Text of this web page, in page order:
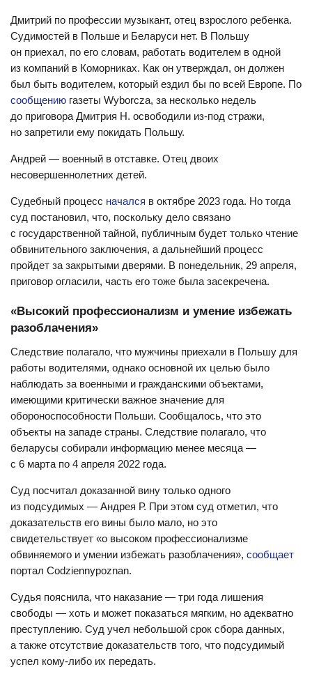
Дмитрий по профессии музыкант, отец взрослого ребенка.
Судимостей в Польше и Беларуси нет. В Польшу
он приехал, по его словам, работать водителем в одной
из компаний в Коморниках. Как он утверждал, он должен
был быть водителем, который ездил бы по всей Европе. По
сообщению газеты Wyborcza, за несколько недель
до приговора Дмитрия Н. освободили из-под стражи,
но запретили ему покидать Польшу.
Андрей — военный в отставке. Отец двоих
несовершеннолетних детей.
Судебный процесс начался в октябре 2023 года. Но тогда
суд постановил, что, поскольку дело связано
с государственной тайной, публичным будет только чтение
обвинительного заключения, а дальнейший процесс
пройдет за закрытыми дверями. В понедельник, 29 апреля,
приговор огласили, часть его тоже была засекречена.
«Высокий профессионализм и умение избежать
разоблачения»
Следствие полагало, что мужчины приехали в Польшу для
работы водителями, однако основной их целью было
наблюдать за военными и гражданскими объектами,
имеющими критически важное значение для
обороноспособности Польши. Сообщалось, что это
объекты на западе страны. Следствие полагало, что
беларусы собирали информацию менее месяца —
с 6 марта по 4 апреля 2022 года.
Суд посчитал доказанной вину только одного
из подсудимых — Андрея Р. При этом суд отметил, что
доказательств его вины было мало, но это
свидетельствует «о высоком профессионализме
обвиняемого и умении избежать разоблачения», сообщает
портал Сodziennypoznan.
Судья пояснила, что наказание — три года лишения
свободы — хоть и может показаться мягким, но адекватно
преступлению. Суд учел небольшой срок сбора данных,
а также отсутствие доказательств того, что подсудимый
успел кому-либо их передать.